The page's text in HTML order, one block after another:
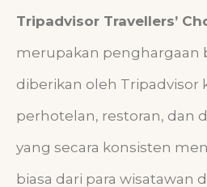
Tripadvisor Travellers’
merupakan penghargaan
diberikan oleh Tripadvisor
perhotelan, restoran, dan
yang secara konsisten
biasa dari para wisatawan